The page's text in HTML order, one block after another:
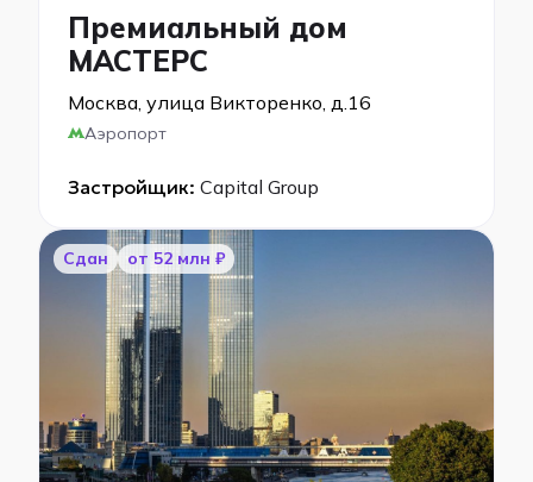
Премиальный дом
МАСТЕРС
Москва, улица Викторенко, д.16
Аэропорт
Застройщик: Capital Group
Сдан от 52 млн ₽